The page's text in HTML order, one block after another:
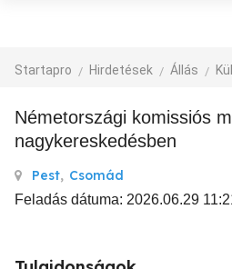
Startapro Hirdetések Állás
Németországi komissiós munka növlény
nagykereskedésben
Pest, Csomád
Feladás dátuma: 2026.06.29